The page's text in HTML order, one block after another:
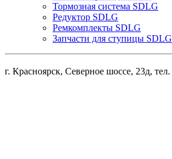
Тормозная система SDLG
Редуктор SDLG
Ремкомплекты SDLG
Запчасти для ступицы SDLG
г. Красноярск, Северное шоссе, 23д, тел.